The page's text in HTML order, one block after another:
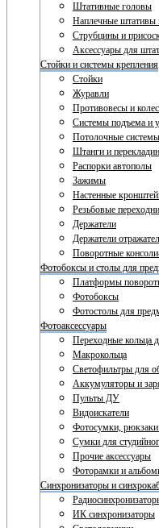
Штативные головы
Наплечные штативы
Струбцины и
Аксессуары для
Стойки и системы крепления
Стойки
Журавли
Противовесы и
Системы подъема и
Потолочные системы
Штанги и
Распорки автополы
Зажимы
Настенные
Резьбовые
Держатели
Держатели
Поворотные
Фотобоксы и столы для
Платформы
Фотобоксы
Фотостолы для
Фотоаксессуары
Переходные кольца
Макрокольца
Светофильтры для
Аккумуляторы и
Пульты ДУ
Видоискатели
Фотосумки,
Сумки для
Прочие аксессуары
Фоторамки и
Синхронизаторы и
ИК синхронизаторы